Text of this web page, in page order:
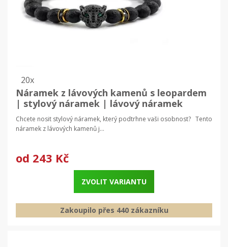
20x
Náramek z lávových kamenů s leopardem
| stylový náramek | lávový náramek
Chcete nosit stylový náramek, který podtrhne vaši osobnost? Tento
náramek z lávových kamenů j...
od 243 Kč
ZVOLIT VARIANTU
Zakoupilo přes 440 zákazníku